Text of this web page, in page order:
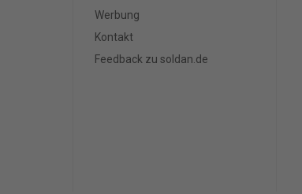
Werbung
Kontakt
Feedback zu soldan.de